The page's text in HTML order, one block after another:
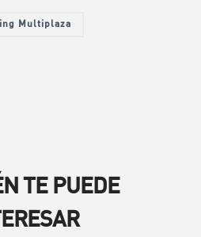
Multiplaza
TE PUEDE